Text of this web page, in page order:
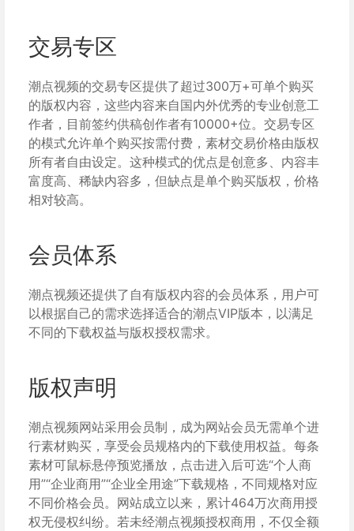
交易专区
潮点视频的交易专区提供了超过300万+可单个购买
的版权内容，这些内容来自国内外优秀的专业创意工
作者，目前签约供稿创作者有10000+位。交易专区
的模式允许单个购买按需付费，素材交易价格由版权
所有者自由设定。这种模式的优点是创意多、内容丰
富度高、稀缺内容多，但缺点是单个购买版权，价格
相对较高。
会员体系
潮点视频还提供了自有版权内容的会员体系，用户可
以根据自己的需求选择适合的潮点VIP版本，以满足
不同的下载权益与版权授权需求。
版权声明
潮点视频网站采用会员制，成为网站会员无需单个进
行素材购买，享受会员规格内的下载使用权益。每条
素材可鼠标悬停预览播放，点击进入后可选“个人商
用”“企业商用”“企业全用途”下载规格，不同规格对应
不同价格会员。网站成立以来，累计464万次商用授
权无侵权纠纷。若未经潮点视频授权商用，不仅全额